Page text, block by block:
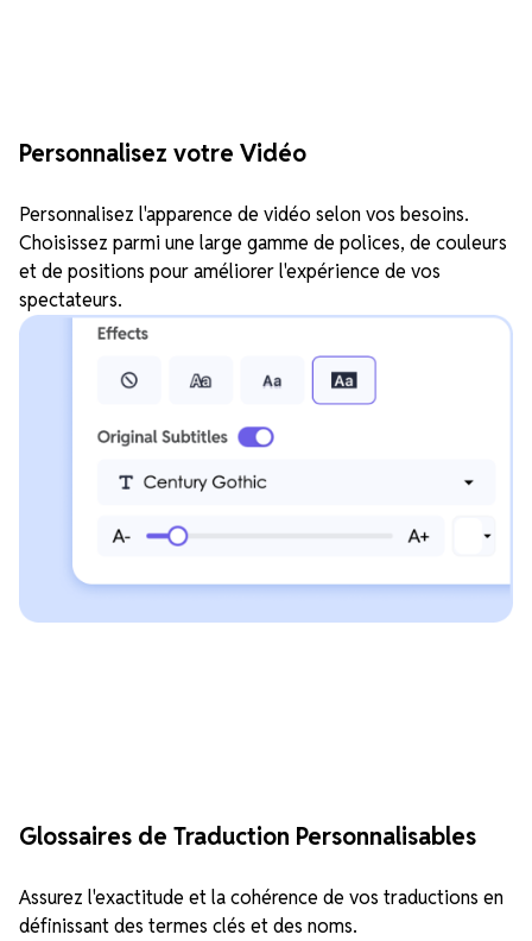
Personnalisez votre Vidéo
Personnalisez l'apparence de vidéo selon vos besoins.
Choisissez parmi une large gamme de polices, de couleurs
et de positions pour améliorer l'expérience de vos
spectateurs.
Glossaires de Traduction Personnalisables
Assurez l'exactitude et la cohérence de vos traductions en
définissant des termes clés et des noms.